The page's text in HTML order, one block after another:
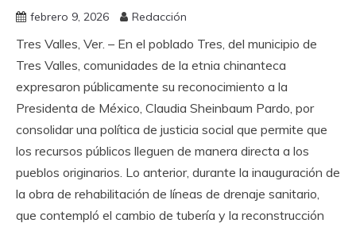
febrero 9, 2026 Redacción
Tres Valles, Ver. – En el poblado Tres, del municipio de
Tres Valles, comunidades de la etnia chinanteca
expresaron públicamente su reconocimiento a la
Presidenta de México, Claudia Sheinbaum Pardo, por
consolidar una política de justicia social que permite que
los recursos públicos lleguen de manera directa a los
pueblos originarios. Lo anterior, durante la inauguración de
la obra de rehabilitación de líneas de drenaje sanitario,
que contempló el cambio de tubería y la reconstrucción